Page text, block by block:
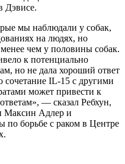
Дэвисе.
мы наблюдали у собак,
на людях, но
чем у половины собак.
к потенциально
но не дала хороший ответ
сочетание IL-15 с другими
может привести к
— сказал Ребхун,
Максин Адлер и
по борьбе с раком в Центре